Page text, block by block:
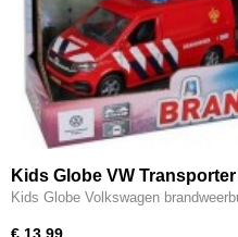
Kids Globe VW
Aanhangwagen
Kids Globe Volkswagen
€ 13,99